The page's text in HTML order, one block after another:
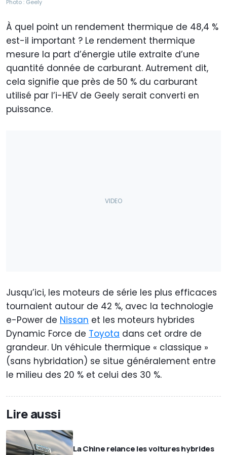
Photo : Geely
À quel point un rendement thermique de 48,4 %
est-il important ? Le rendement thermique
mesure la part d’énergie utile extraite d’une
quantité donnée de carburant. Autrement dit,
cela signifie que près de 50 % du carburant
utilisé par l’i-HEV de Geely serait converti en
puissance.
Jusqu’ici, les moteurs de série les plus efficaces
tournaient autour de 42 %, avec la technologie
e-Power de Nissan et les moteurs hybrides
Dynamic Force de Toyota dans cet ordre de
grandeur. Un véhicule thermique « classique »
(sans hybridation) se situe généralement entre
le milieu des 20 % et celui des 30 %.
Lire aussi
La Chine relance les voitures hybrides